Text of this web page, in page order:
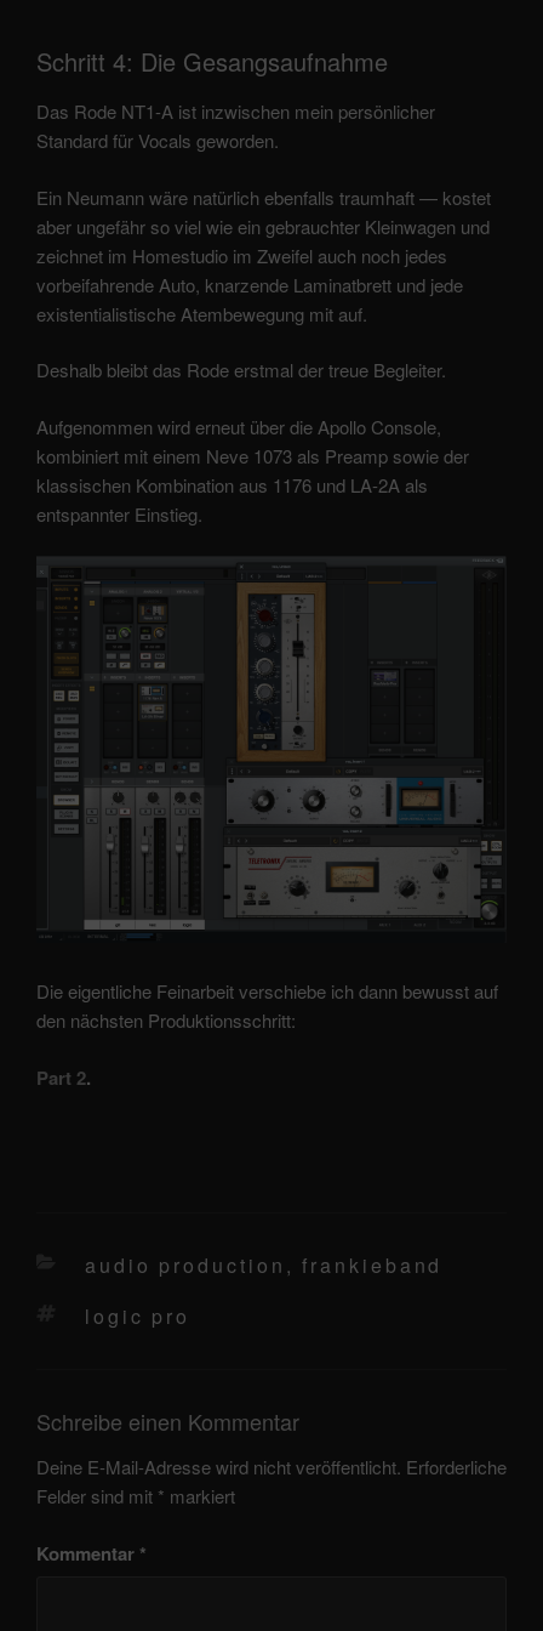
Schritt 4: Die Gesangsaufnahme
Das Rode NT1-A ist inzwischen mein persönlicher
Standard für Vocals geworden.
Ein Neumann wäre natürlich ebenfalls traumhaft — kostet
aber ungefähr so viel wie ein gebrauchter Kleinwagen und
zeichnet im Homestudio im Zweifel auch noch jedes
vorbeifahrende Auto, knarzende Laminatbrett und jede
existentialistische Atembewegung mit auf.
Deshalb bleibt das Rode erstmal der treue Begleiter.
Aufgenommen wird erneut über die Apollo Console,
kombiniert mit einem Neve 1073 als Preamp sowie der
klassischen Kombination aus 1176 und LA-2A als
entspannter Einstieg.
Die eigentliche Feinarbeit verschiebe ich dann bewusst auf
den nächsten Produktionsschritt:
Part 2.
kategorien
audio production ,frankieband
schlagwörter
logic pro
Schreibe einen Kommentar
Deine E-Mail-Adresse wird nicht veröffentlicht. Erforderliche
Felder sind mit * markiert
Kommentar *